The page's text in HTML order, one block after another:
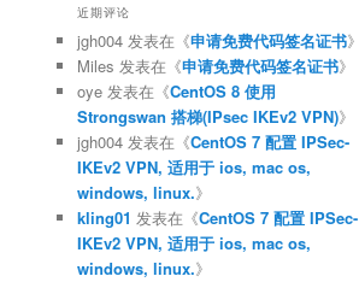
近期评论
jgh004发表在《申请免费代码签名证书》
Miles 发表在《申请免费代码签名证书》
oye发表在《CentOS 8 使用
Strongswan 搭梯(IPsec IKEv2 VPN)》
jgh004发表在《CentOS 7 配置 IPSec-
IKEv2 VPN, 适用于 ios, mac os,
windows, linux.》
kling01 发表在《CentOS 7 配置 IPSec-
IKEv2 VPN, 适用于 ios, mac os,
windows, linux.》